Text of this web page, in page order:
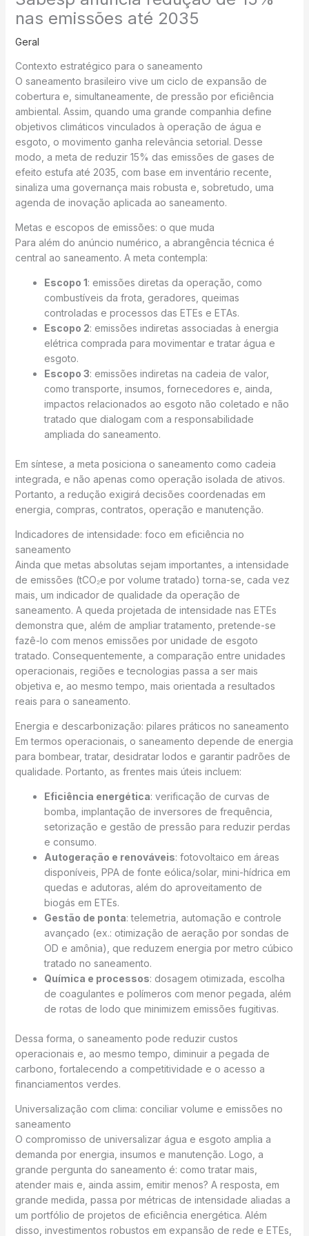
nas emissões até 2035
Geral
Contexto estratégico para o saneamento
O saneamento brasileiro vive um ciclo de expansão de
cobertura e, simultaneamente, de pressão por eficiência
ambiental. Assim, quando uma grande companhia define
objetivos climáticos vinculados à operação de água e
esgoto, o movimento ganha relevância setorial. Desse
modo, a meta de reduzir 15% das emissões de gases de
efeito estufa até 2035, com base em inventário recente,
sinaliza uma governança mais robusta e, sobretudo, uma
agenda de inovação aplicada ao saneamento.
Metas e escopos de emissões: o que muda
Para além do anúncio numérico, a abrangência técnica é
central ao saneamento. A meta contempla:
Escopo 1: emissões diretas da operação, como
combustíveis da frota, geradores, queimas
controladas e processos das ETEs e ETAs.
Escopo 2: emissões indiretas associadas à energia
elétrica comprada para movimentar e tratar água e
esgoto.
Escopo 3: emissões indiretas na cadeia de valor,
como transporte, insumos, fornecedores e, ainda,
impactos relacionados ao esgoto não coletado e não
tratado que dialogam com a responsabilidade
ampliada do saneamento.
Em síntese, a meta posiciona o saneamento como cadeia
integrada, e não apenas como operação isolada de ativos.
Portanto, a redução exigirá decisões coordenadas em
energia, compras, contratos, operação e manutenção.
Indicadores de intensidade: foco em eficiência no
saneamento
Ainda que metas absolutas sejam importantes, a intensidade
de emissões (tCO₂e por volume tratado) torna-se, cada vez
mais, um indicador de qualidade da operação de
saneamento. A queda projetada de intensidade nas ETEs
demonstra que, além de ampliar tratamento, pretende-se
fazê-lo com menos emissões por unidade de esgoto
tratado. Consequentemente, a comparação entre unidades
operacionais, regiões e tecnologias passa a ser mais
objetiva e, ao mesmo tempo, mais orientada a resultados
reais para o saneamento.
Energia e descarbonização: pilares práticos no saneamento
Em termos operacionais, o saneamento depende de energia
para bombear, tratar, desidratar lodos e garantir padrões de
qualidade. Portanto, as frentes mais úteis incluem:
Eficiência energética: verificação de curvas de
bomba, implantação de inversores de frequência,
setorização e gestão de pressão para reduzir perdas
e consumo.
Autogeração e renováveis: fotovoltaico em áreas
disponíveis, PPA de fonte eólica/solar, mini-hídrica em
quedas e adutoras, além do aproveitamento de
biogás em ETEs.
Gestão de ponta: telemetria, automação e controle
avançado (ex.: otimização de aeração por sondas de
OD e amônia), que reduzem energia por metro cúbico
tratado no saneamento.
Química e processos: dosagem otimizada, escolha
de coagulantes e polímeros com menor pegada, além
de rotas de lodo que minimizem emissões fugitivas.
Dessa forma, o saneamento pode reduzir custos
operacionais e, ao mesmo tempo, diminuir a pegada de
carbono, fortalecendo a competitividade e o acesso a
financiamentos verdes.
Universalização com clima: conciliar volume e emissões no
saneamento
O compromisso de universalizar água e esgoto amplia a
demanda por energia, insumos e manutenção. Logo, a
grande pergunta do saneamento é: como tratar mais,
atender mais e, ainda assim, emitir menos? A resposta, em
grande medida, passa por métricas de intensidade aliadas a
um portfólio de projetos de eficiência energética. Além
disso, investimentos robustos em expansão de rede e ETEs,